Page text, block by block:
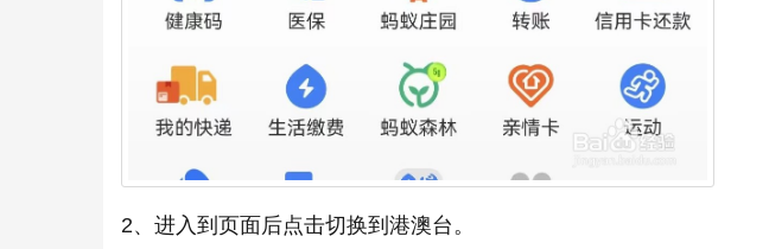
2、进入到页面后点击切换到港澳台。